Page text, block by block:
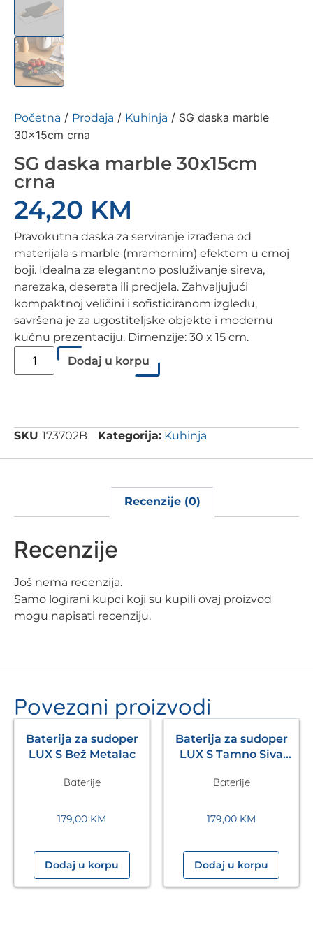
Početna / Prodaja / Kuhinja / SG daska marble
30x15cm crna
SG daska marble 30x15cm
crna
24,20 KM
Pravokutna daska za serviranje izrađena od
materijala s marble (mramornim) efektom u crnoj
boji. Idealna za elegantno posluživanje sireva,
narezaka, deserata ili predjela. Zahvaljujući
kompaktnoj veličini i sofisticiranom izgledu,
savršena je za ugostiteljske objekte i modernu
kućnu prezentaciju. Dimenzije: 30 x 15 cm.
Dodaj u korpu
SKU 173702B Kategorija: Kuhinja
Recenzije (0)
Recenzije
Još nema recenzija.
Samo logirani kupci koji su kupili ovaj proizvod
mogu napisati recenziju.
Povezani proizvodi
Baterija za sudoper
LUX S Bež Metalac
Baterije
179,00 KM
Dodaj u korpu
Baterija za sudoper
LUX S Tamno Siva
Baterije
179,00 KM
Dodaj u korpu